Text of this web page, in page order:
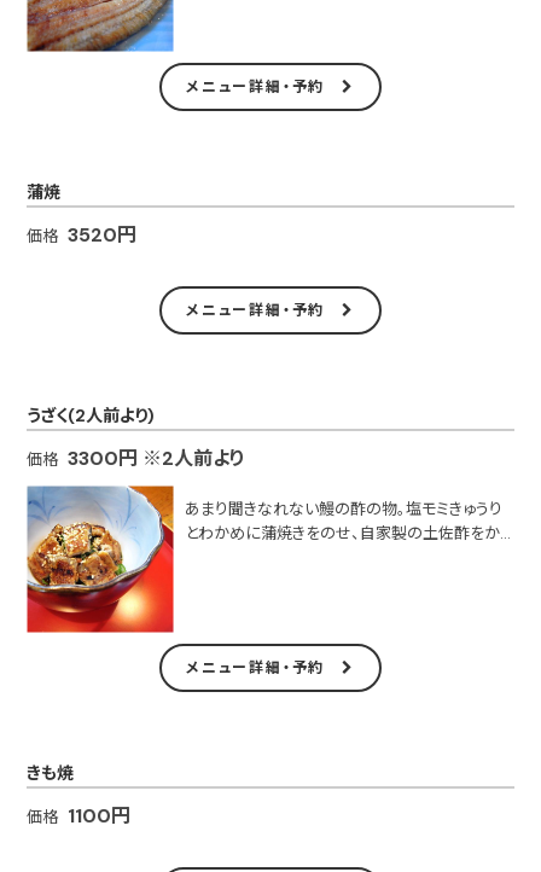
メニュー詳細・予約
蒲焼
価格 3520円
メニュー詳細・予約
うざく(2人前より)
価格 3300円 ※2人前より
あまり聞きなれない鰻の酢の物。塩モミきゅうり
とわかめに蒲焼きをのせ、自家製の土佐酢をか
メニュー詳細・予約
きも焼
価格 1100円